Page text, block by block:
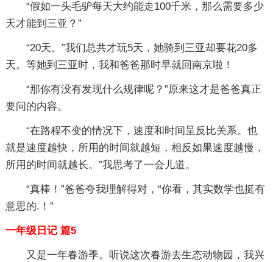
“假如一头毛驴每天大约能走100千米，那么需要多少
天才能到三亚？”
“20天。”我们总共才玩5天，她骑到三亚却要花20多
天。等她到三亚时，我和爸爸那时早就回南京啦！
“那你有没有发现什么规律呢？”原来这才是爸爸真正
要问的内容。
“在路程不变的情况下，速度和时间呈反比关系。也
就是速度越快，所用的时间就越短，相反如果速度越慢，
所用的时间就越长。”我思考了一会儿道。
“真棒！”爸爸夸我理解得对，“你看，其实数学也挺有
意思的.！”
一年级日记 篇5
又是一年春游季。听说这次春游去生态动物园，我兴